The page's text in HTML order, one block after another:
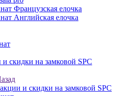
Французская елочка
Английская елочка
скидки на замковой SPC
и скидки на замковой SPC